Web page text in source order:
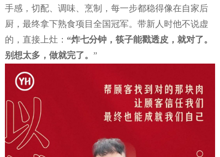
手感，切配、调味、烹制，每一步都稳得像在自家后
厨，最终拿下熟食项目全国冠军。带新人时他不说虚
的，直接上灶： “炸七分钟，筷子能戳透皮，就对了。
别想太多，做就完了。 ”